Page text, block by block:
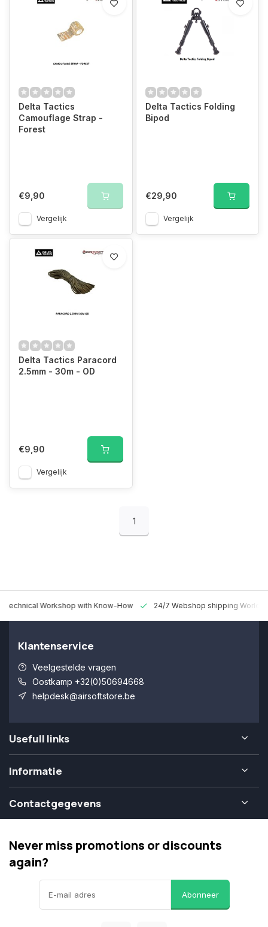
Delta Tactics
Camouflage Strap -
Forest
€9,90
Vergelijk
Delta Tactics Folding
Bipod
€29,90
Vergelijk
Delta Tactics Paracord
2.5mm - 30m - OD
€9,90
Vergelijk
1
Technical Workshop with Know-How 24/7 Webshop shipping
Klantenservice
Veelgestelde vragen
Oostkamp +32(0)50694668
helpdesk@airsoftstore.be
Usefull links
Informatie
Contactgegevens
Never miss promotions or discounts
again?
Abonneer